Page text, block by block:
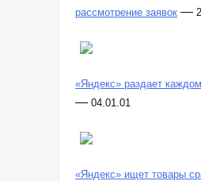
рассмотрение заявок —
«Яндекс» раздает
— 04.01.01
«Яндекс» ищет товары